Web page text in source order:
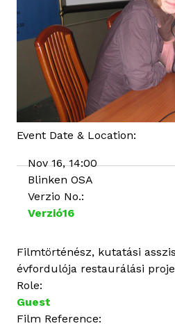
e
Event Date & Location:
Nov 16, 14:00
Blinken OSA
Verzio No.:
Verzió16
Filmtörténész, kutatási
évfordulója restaurálási
Role:
Guest
Film Reference: